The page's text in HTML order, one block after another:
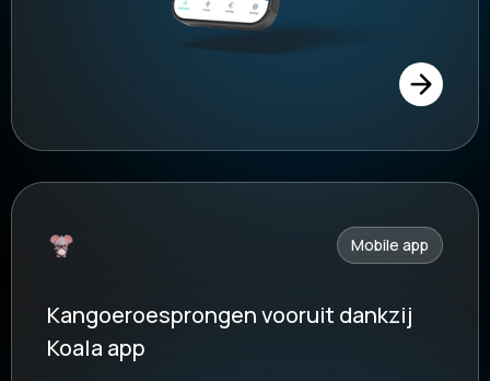
Mobile app
Kangoeroesprongen vooruit dankzij
Koala app